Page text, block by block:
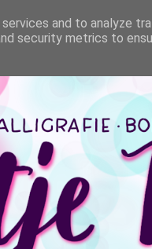
and to analyze
security metrics to